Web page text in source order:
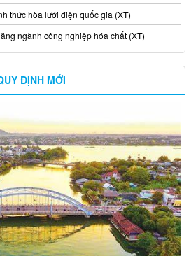
thức hòa lưới điện quốc gia (XT)
ngành công nghiệp hóa chất (XT)
ĐỊNH MỚI